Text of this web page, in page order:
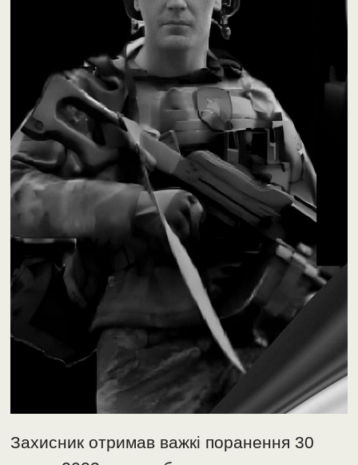
Захисник отримав важкі поранення 30